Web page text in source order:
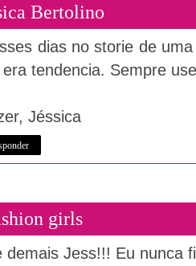
Bertolino
dias no storie de
tendencia. Sempre
Jéssica
girls
demais Jess!!! Eu nunca